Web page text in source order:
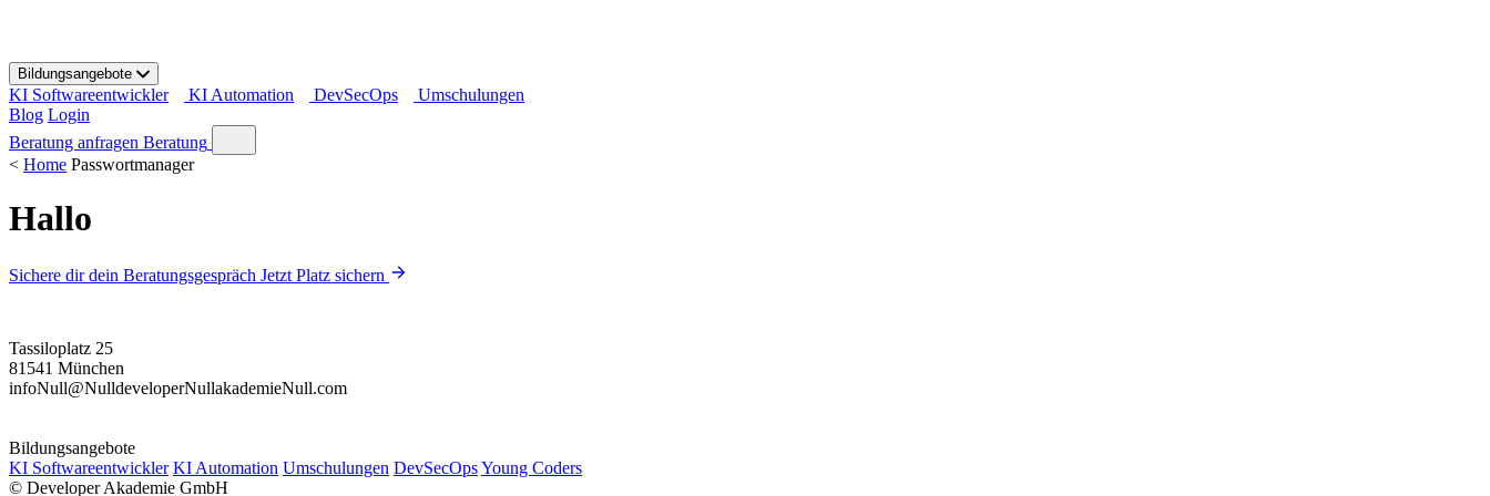
t
o
c
o
n
Bildungsangebote
KI Softwareentwickler KI Automation DevSecOps
Umschulungen
Blog Login
Beratung anfragen Beratung
< Home Passwortmanager
Hallo
Sichere dir dein Beratungsgespräch Jetzt Platz sichern
Tassiloplatz 25
81541 München
infoNull@NulldeveloperNullakademieNull.com
Bildungsangebote
KI Softwareentwickler KI Automation Umschulungen DevSecOpsYoung Coders
© Developer Akademie GmbH